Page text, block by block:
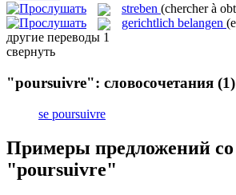
streben (chercher à
gerichtlich belangen
другие переводы 1
свернуть
"poursuivre": словосочетания (1)
se poursuivre
Примеры предложений со
"poursuivre"